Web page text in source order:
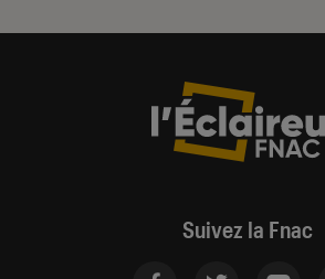
Suivez la Fnac